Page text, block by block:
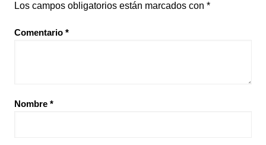
Los campos obligatorios están marcados con *
Comentario *
Nombre *